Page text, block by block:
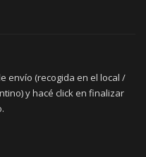
envío (recogida en el local /
y hacé click en finalizar